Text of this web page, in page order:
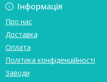
Інформація
Про нас
Доставка
Оплата
Політика конфіденційності
Заводи